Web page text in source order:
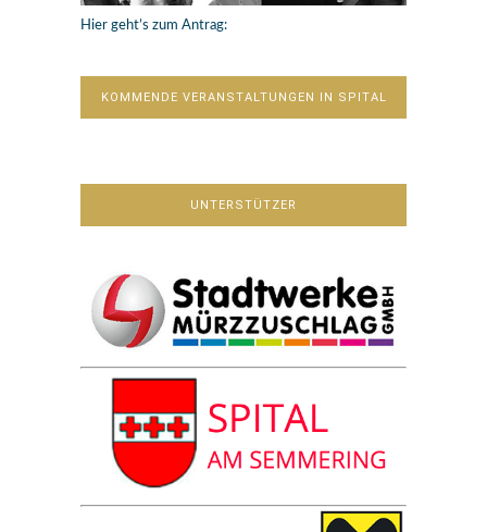
Hier geht’s zum Antrag:
KOMMENDE VERANSTALTUNGEN IN SPITAL
UNTERSTÜTZER